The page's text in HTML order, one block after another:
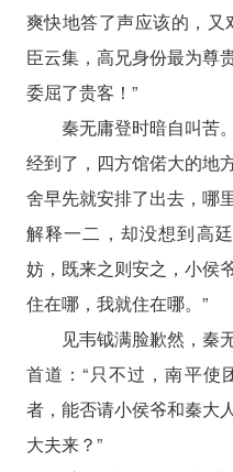
爽快地答了声应该的，又
臣云集，高兄身份最为尊
委屈了贵客！”
秦无庸登时暗自叫苦
经到了，四方馆偌大的地
舍早先就安排了出去，哪
解释一二，却没想到高
妨，既来之则安之，小侯
住在哪，我就住在哪。”
见韦钺满脸歉然，秦
首道：“只不过，南平使
者，能否请小侯爷和秦大
大夫来？”